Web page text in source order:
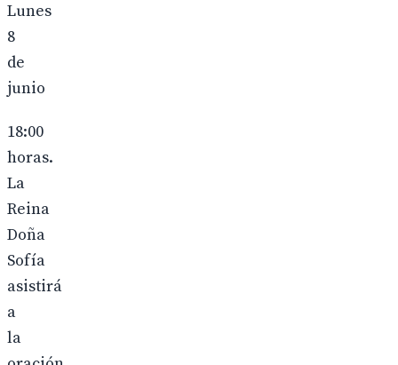
Lunes
8
de
junio
18:00
horas.
La
Reina
Doña
Sofía
asistirá
a
la